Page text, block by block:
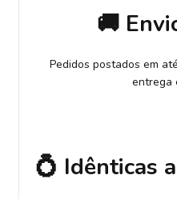
🚚
Pedidos postados em
entrega
💍 Idênticas